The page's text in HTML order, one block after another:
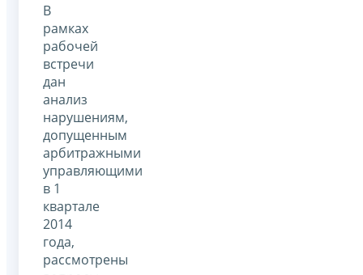
В
рамках
рабочей
встречи
дан
анализ
нарушениям,
допущенным
арбитражными
управляющими
в 1
квартале
2014
года,
рассмотрены